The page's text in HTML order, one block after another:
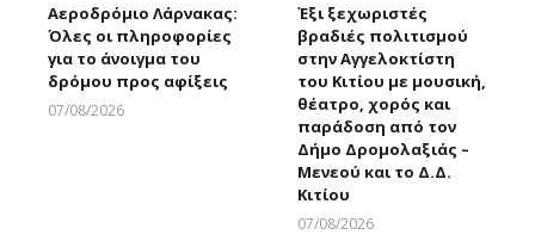
Αεροδρόμιο Λάρνακας:
Όλες οι πληροφορίες
για το άνοιγμα του
δρόμου προς αφίξεις
07/08/2026
Έξι ξεχωριστές
βραδιές πολιτισμού
στην Αγγελοκτίστη
του Κιτίου με μουσική,
θέατρο, χορός και
παράδοση από τον
Δήμο Δρομολαξιάς –
Μενεού και το Δ.Δ.
Κιτίου
07/08/2026